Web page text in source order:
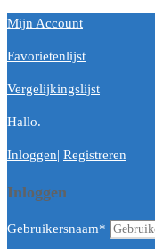
Mijn Account
Favorietenlijst
Vergelijkingslijst
Hallo.
Inloggen| Registreren
Inloggen
Gebruikersnaam*